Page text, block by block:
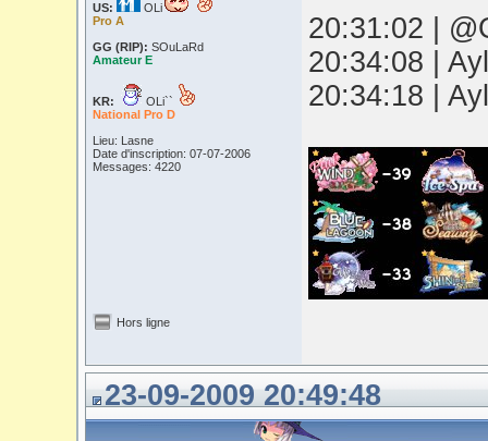
US:
OLi
Pro A
GG (RIP): SOuLaRd
Amateur E
KR:
OLi``
National Pro D
Lieu: Lasne
Date d'inscription: 07-07-2006
Messages: 4220
20:31:02 |
20:34:08 |
20:34:18 |
Hors ligne
23-09-2009 20:49:48